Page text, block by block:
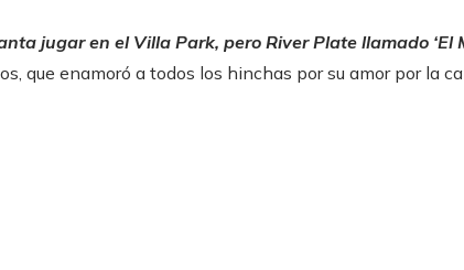
jugar en el Villa Park, pero River Plate llamado ‘El
que enamoró a todos los hinchas por su amor por la